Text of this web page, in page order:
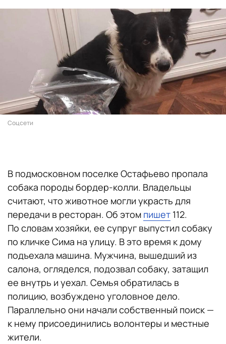
Соцсети
В подмосковном поселке Остафьево пропала
собака породы бордер-колли. Владельцы
считают, что животное могли украсть для
передачи в ресторан. Об этом пишет 112.
По словам хозяйки, ее супруг выпустил собаку
по кличке Сима на улицу. В это время к дому
подъехала машина. Мужчина, вышедший из
салона, огляделся, подозвал собаку, затащил
ее внутрь и уехал. Семья обратилась в
полицию, возбуждено уголовное дело.
Параллельно они начали собственный поиск —
к нему присоединились волонтеры и местные
жители.